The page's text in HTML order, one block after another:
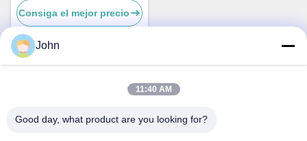
Consiga el mejor precio
Dirección
John
11:40 AM
Good day, what product are you looking for?